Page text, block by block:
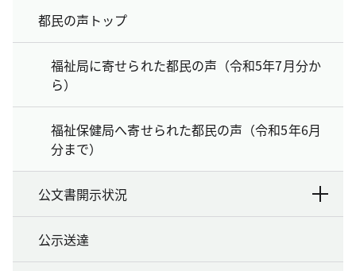
都民の声トップ
福祉局に寄せられた都民の声（令和5年7月分か
ら）
福祉保健局へ寄せられた都民の声（令和5年6月
分まで）
公文書開示状況
公示送達